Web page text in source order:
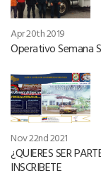
Apr 20th 2019
Operativo Semana
Nov 22nd 2021
¿QUIERES SER
INSCRIBETE